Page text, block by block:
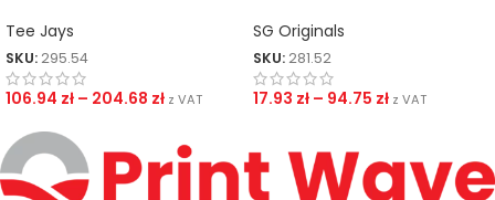
Tee Jays
SKU: 295.54
106.94 zł – 204.68 zł z VAT
SG Originals
SKU: 281.52
17.93 zł – 94.75 zł z VAT